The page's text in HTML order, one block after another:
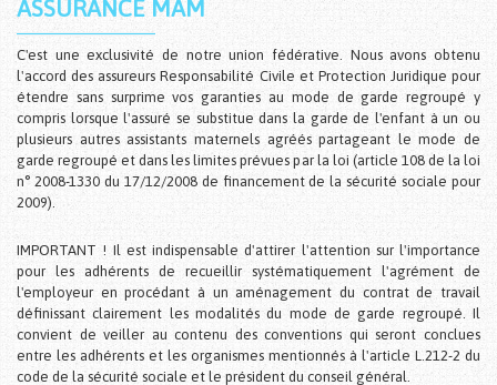
ASSURANCE MAM
C'est une exclusivité de notre union fédérative. Nous avons obtenu
l'accord des assureurs Responsabilité Civile et Protection Juridique pour
étendre sans surprime vos garanties au mode de garde regroupé y
compris lorsque l'assuré se substitue dans la garde de l'enfant à un ou
plusieurs autres assistants maternels agréés partageant le mode de
garde regroupé et dans les limites prévues par la loi (article 108 de la loi
n° 2008-1330 du 17/12/2008 de financement de la sécurité sociale pour
2009).
IMPORTANT ! Il est indispensable d'attirer l'attention sur l'importance
pour les adhérents de recueillir systématiquement l'agrément de
l'employeur en procédant à un aménagement du contrat de travail
définissant clairement les modalités du mode de garde regroupé. Il
convient de veiller au contenu des conventions qui seront conclues
entre les adhérents et les organismes mentionnés à l'article L.212-2 du
code de la sécurité sociale et le président du conseil général.